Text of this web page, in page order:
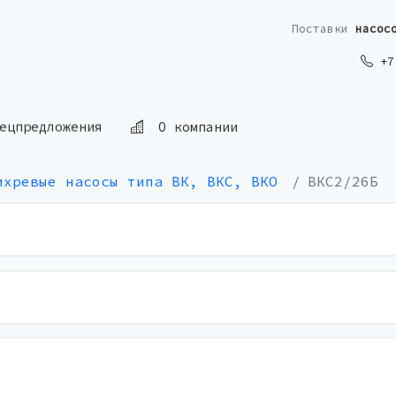
Поставки
О компании
насосы типа ВК, ВКС, ВКО ВКС2/26Б